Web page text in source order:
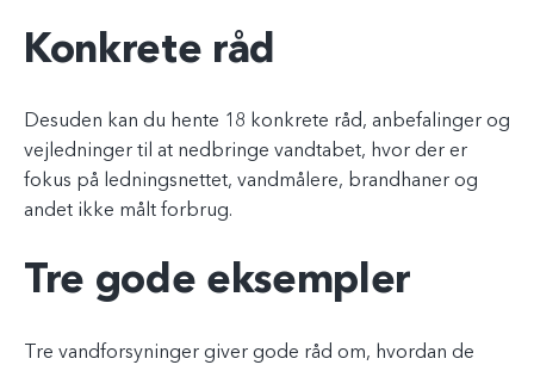
Konkrete råd
Desuden kan du hente 18 konkrete råd, anbefalinger og
vejledninger til at nedbringe vandtabet, hvor der er
fokus på ledningsnettet, vandmålere, brandhaner og
andet ikke målt forbrug.
Tre gode eksempler
Tre vandforsyninger giver gode råd om, hvordan de